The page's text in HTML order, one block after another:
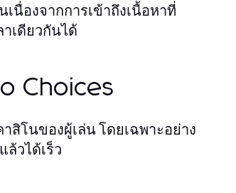
องจากการเข้าถึงเนื้อหาที่
เดียวกันได้
Choices
สิโนของผู้เล่น โดยเฉพาะอย่าง
วได้เร็ว